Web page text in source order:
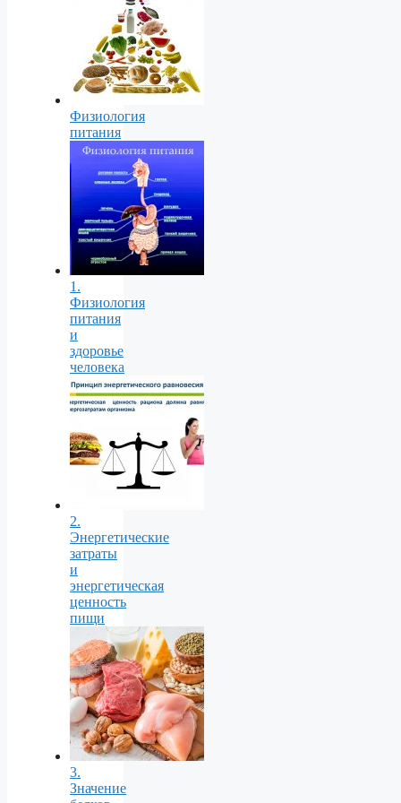
Физиология
питания
1.
Физиология
питания
и
здоровье
человека
2.
Энергетические
затраты
и
энергетическая
ценность
пищи
3.
Значение